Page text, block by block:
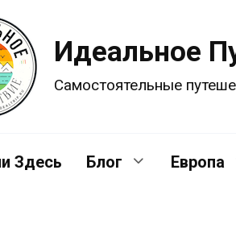
Идеальное
Самостоятельные
Здесь Блог Европа